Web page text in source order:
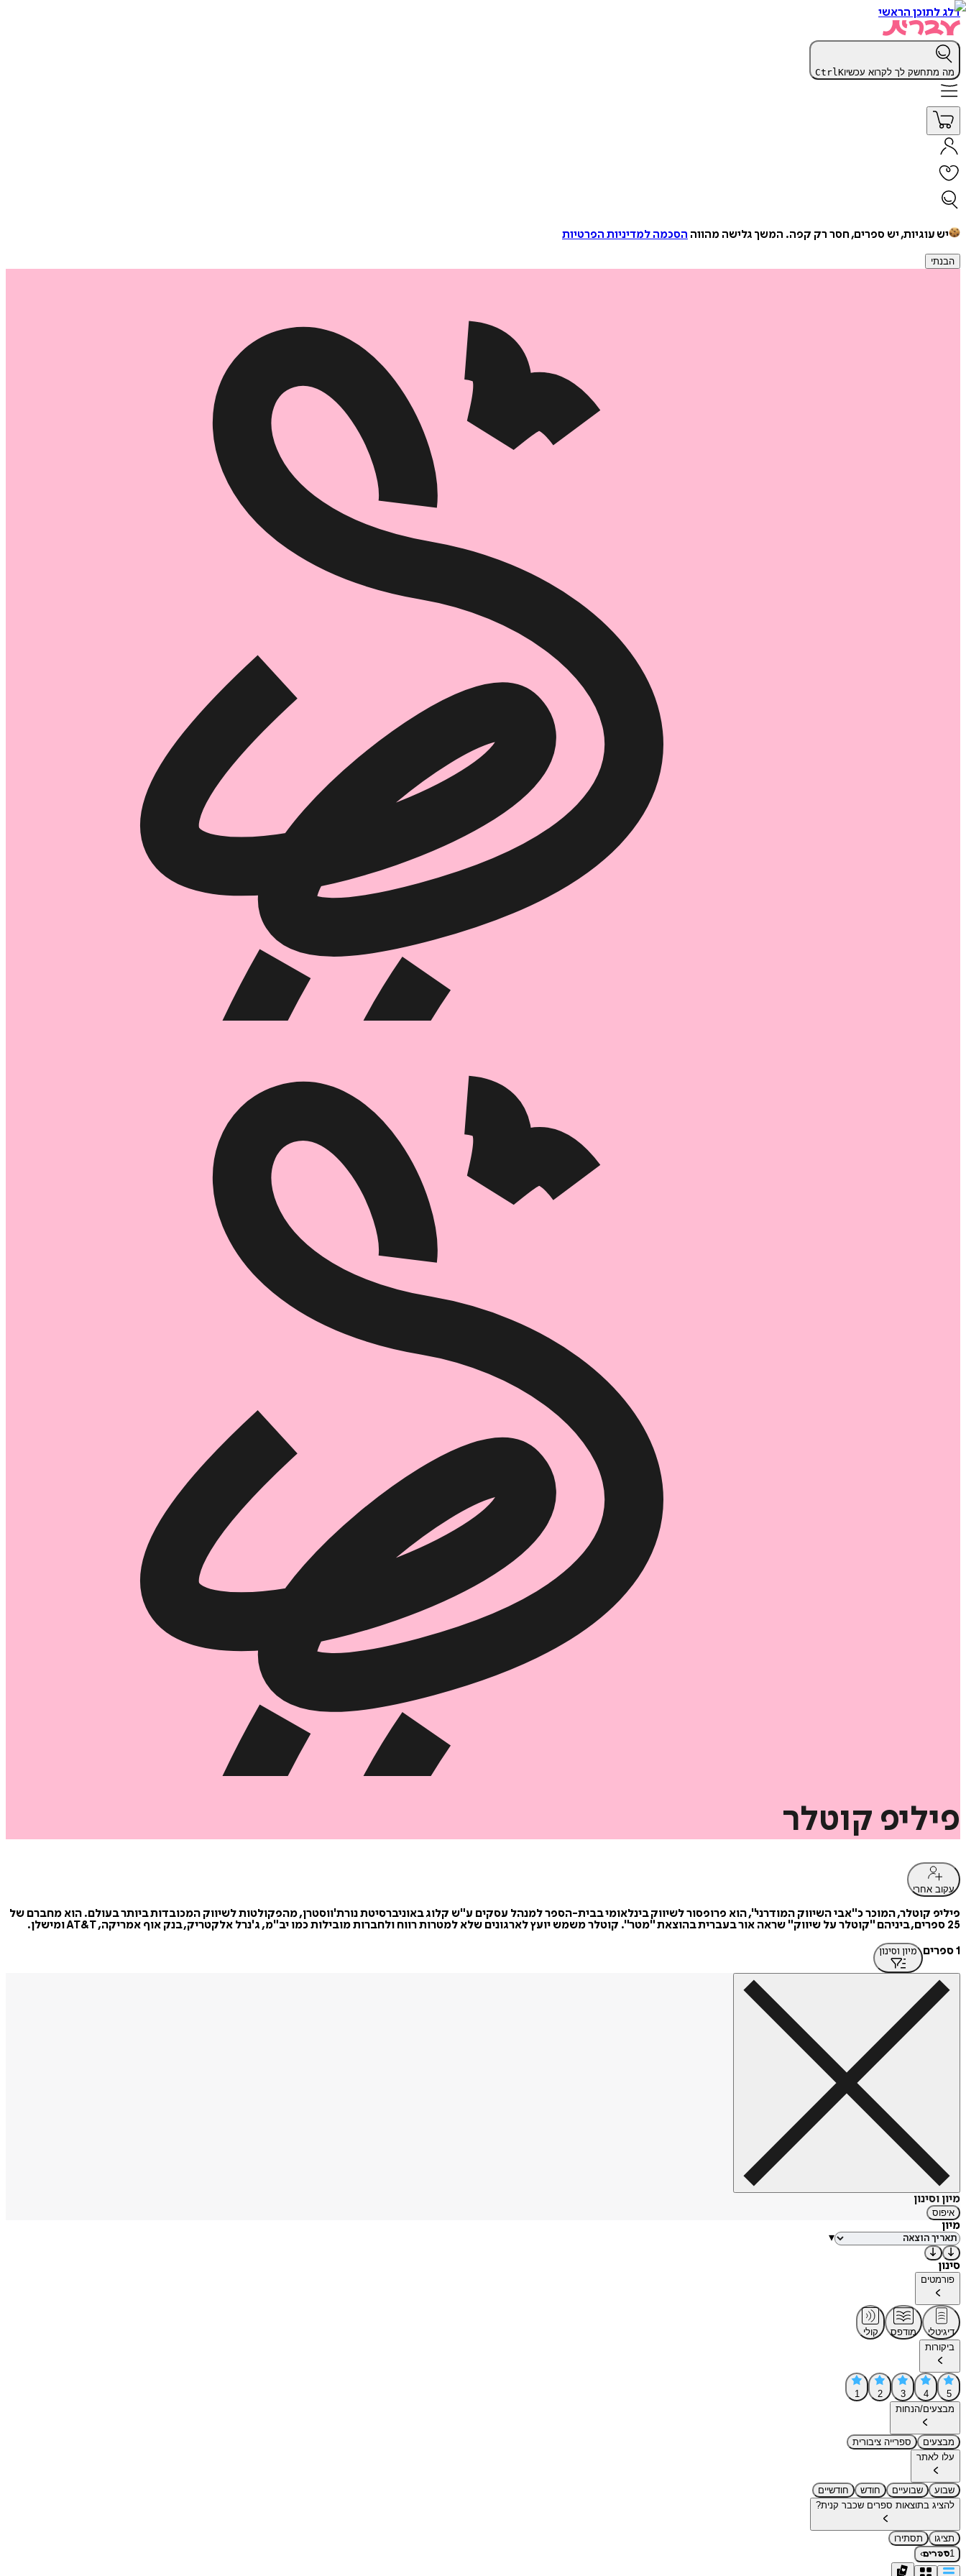
דלג לתוכן הראשי
מה מתחשק לך לקרוא עכשיו CtrlK
יש עוגיות, יש ספרים, חסר רק קפה. המשך גלישה מהווה הסכמה למדיניות הפרטיות
הבנתי
פיליפ קוטלר
עקוב אחרי
פיליפ קוטלר, המוכר כ"אבי השיווק המודרני", הוא פרופסור לשיווק בינלאומי בבית-הספר למנהל עסקים ע"ש קלוג באוניברסיטת נורת'ווסטרן, מהפקולטות לשיווק המכובדות ביותר בעולם. הוא מחברם של
25 ספרים, ביניהם "קוטלר על שיווק" שראה אור בעברית בהוצאת "מטר". קוטלר משמש יועץ לארגונים שלא למטרות רווח ולחברות מובילות כמו יב"מ, ג'נרל אלקטריק, בנק אוף אמריקה, AT&T ומישלן.
1 ספרים
מיון וסינון
מיון וסינון
איפוס
מיון
▾
סינון
פורמטים
דיגיטלי מודפס
קולי
ביקורות
5
4
3
2
1
מבצעים/הנחות
מבצעים
ספרייה ציבורית
עלו לאתר
שבוע שבועיים חודש
חודשיים
להציג בתוצאות ספרים שכבר קנית?
תציגו
תסתירו
1ספרים›